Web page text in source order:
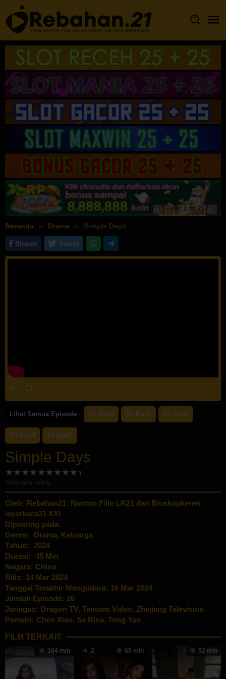
Loncat
ke
konten
Beranda Drama Simple Days
Sharer Tweet
Lihat Semua Episode S1 Eps1 S1 Eps2 S1 Eps3
S1 Eps4 S1 Eps5
Simple Days
Tidak ada voting
Oleh: Rebahan21: Nonton Film LK21 dan Bioskopkeren
layarkaca21 XXI
Diposting pada:
Genre:
Drama, Keluarga
Tahun:
2024
Durasi: 45 Min
Negara: China
Rilis: 14 Mar 2024
Tanggal Terakhir Mengudara: 16 Mar 2024
Jumlah Episode: 26
Jaringan: Dragon TV, Tencent Video, Zhejiang Television
Pemain: Chen Xiao, Sa Rina, Tong Yao
FILM TERKAIT
104 min 2 65 min 52 min